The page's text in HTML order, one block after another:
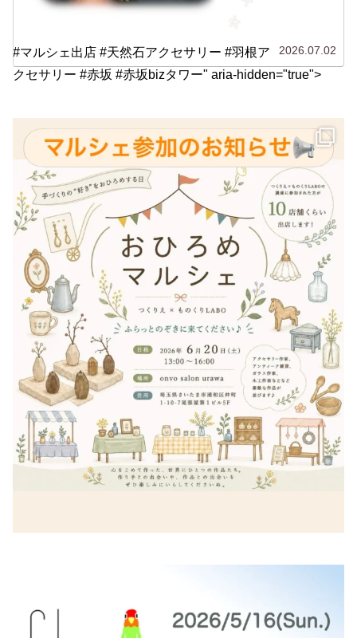
2026.07.02
#マルシェ出店 #天然石アクセサリー #羽根ア
クセサリー #赤坂 #赤坂bizタワー" aria-hidden="true">